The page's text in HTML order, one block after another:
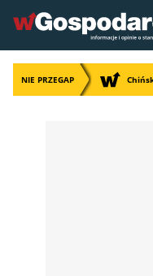
NIE PRZEGAP